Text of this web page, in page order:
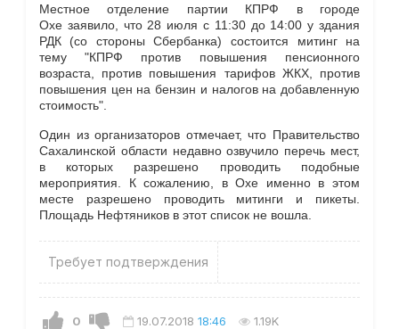
Местное отделение партии КПРФ в городе
Охе заявило, что 28 июля с 11:30 до 14:00 у здания
РДК (со стороны Сбербанка) состоится митинг на
тему "КПРФ против повышения пенсионного
возраста, против повышения тарифов ЖКХ, против
повышения цен на бензин и налогов на добавленную
стоимость".
Один из организаторов отмечает, что Правительство
Сахалинской области недавно озвучило перечь мест,
в которых разрешено проводить подобные
мероприятия. К сожалению, в Охе именно в этом
месте разрешено проводить митинги и пикеты.
Площадь Нефтяников в этот список не вошла.
Требует подтверждения
0 19.07.2018 18:46 1.19K